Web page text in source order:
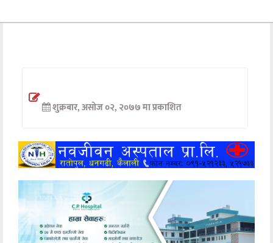
अन्तर्वार्ता
खेलकुद
मनोरञ्जन
अन्य
शुक्रबार, असोज ०२, २०७७ मा प्रकाशित